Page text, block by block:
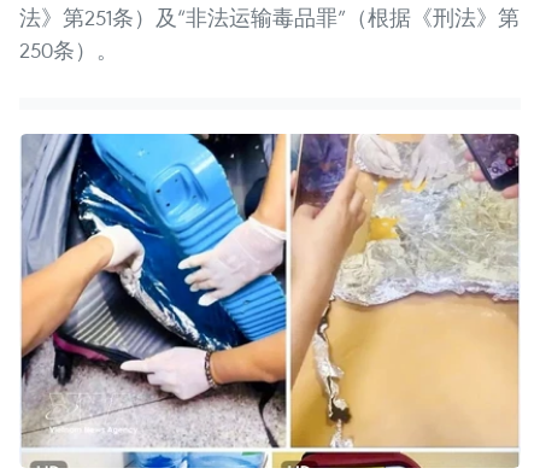
法》第251条）及“非法运输毒品罪”（根据《刑法》第
250条）。